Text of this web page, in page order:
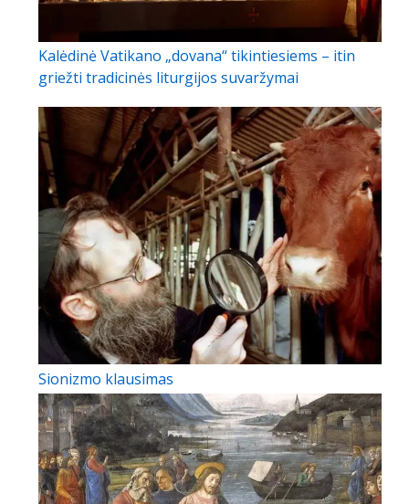
Kalėdinė Vatikano „dovana“ tikintiesiems – itin
griežti tradicinės liturgijos suvaržymai
Sionizmo klausimas